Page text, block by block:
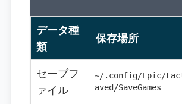
データ種
類
保存場所
セーブフ
ァイル
~/.config/Epic/
aved/SaveGames